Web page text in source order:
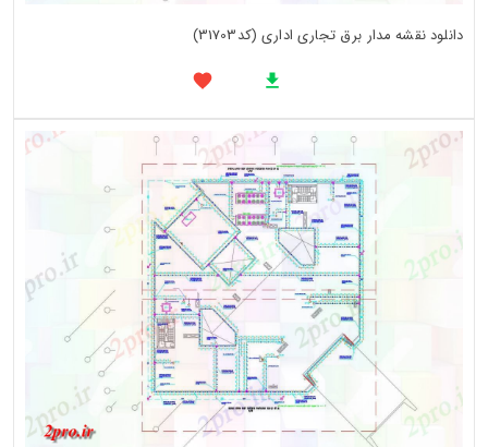
دانلود نقشه مدار برق تجاری اداری (کد31703)